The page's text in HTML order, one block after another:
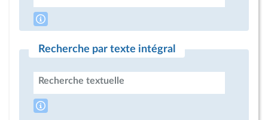
Recherche par texte intégral
Recherche textuelle